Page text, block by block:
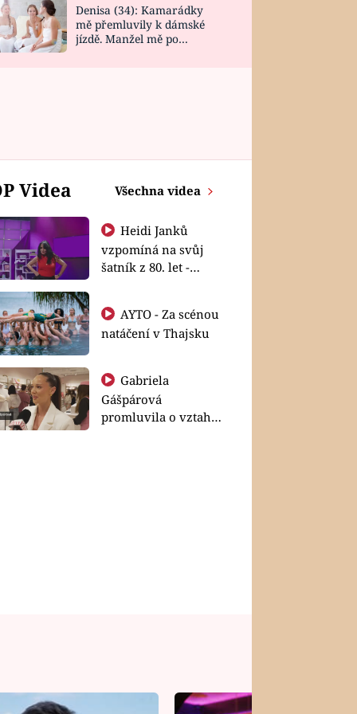
Denisa (34): Kamarádky
mě přemluvily k dámské
jízdě. Manžel mě po
Videa Všechna videa
Heidi Janků
vzpomíná na svůj
šatník z 80. let -
natáčení v Thajsku
Gabriela
Gášpárová
promluvila o vztahu